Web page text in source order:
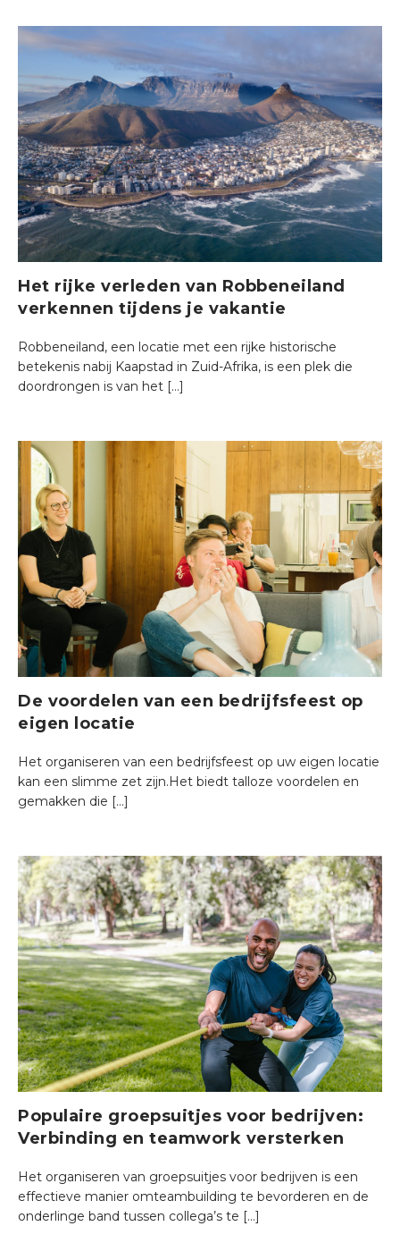
Het rijke verleden van Robbeneiland
verkennen tijdens je vakantie
Robbeneiland, een locatie met een rijke historische
betekenis nabij Kaapstad in Zuid-Afrika, is een plek die
doordrongen is van het […]
De voordelen van een bedrijfsfeest op
eigen locatie
Het organiseren van een bedrijfsfeest op uw eigen locatie
kan een slimme zet zijn.Het biedt talloze voordelen en
gemakken die […]
Populaire groepsuitjes voor bedrijven:
Verbinding en teamwork versterken
Het organiseren van groepsuitjes voor bedrijven is een
effectieve manier omteambuilding te bevorderen en de
onderlinge band tussen collega’s te […]